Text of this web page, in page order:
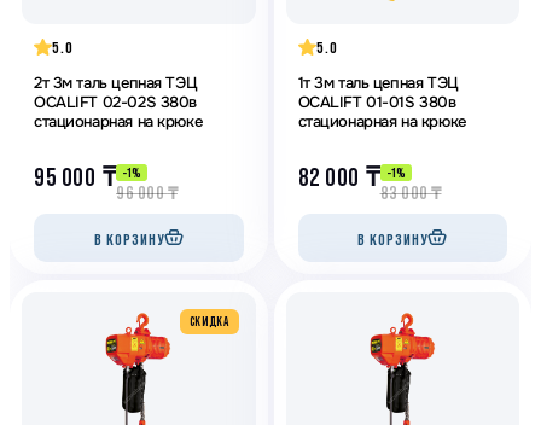
5.0
2т 3м таль цепная ТЭЦ
OCALIFT 02-02S 380в
стационарная на крюке
95 000 ₸ -1%
96 000₸
В КОРЗИНУ
5.0
1т 3м таль цепная ТЭЦ
OCALIFT 01-01S 380в
стационарная на крюке
82 000 ₸ -1%
83 000₸
В КОРЗИНУ
CКИДКА